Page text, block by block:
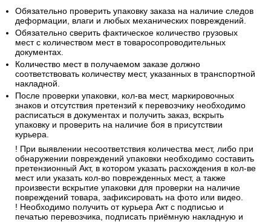
Обязательно проверить упаковку заказа на наличие следов
деформации, влаги и любых механических повреждений.
Обязательно сверить фактическое количество грузовых
мест с количеством мест в товаросопроводительных
документах.
Количество мест в получаемом заказе должно
соответствовать количеству мест, указанных в транспортной
накладной.
После проверки упаковки, кол-ва мест, маркировочных
знаков и отсутствия претензий к перевозчику необходимо
расписаться в документах и получить заказ, вскрыть
упаковку и проверить на наличие боя в присутствии
курьера.
! При выявлении несоответствия количества мест, либо при
обнаружении повреждений упаковки необходимо составить
претензионный Акт, в котором указать расхождения в кол-ве
мест или указать кол-во поврежденных мест, а также
произвести вскрытие упаковки для проверки на наличие
повреждений товара, зафиксировать на фото или видео.
! Необходимо получить от курьера Акт с подписью и
печатью перевозчика, подписать приёмную накладную и